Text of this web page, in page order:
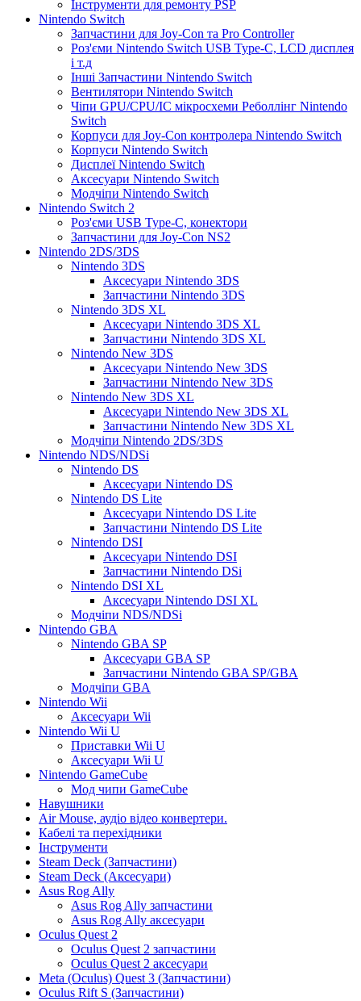
Інструменти для ремонту PSP
Nintendo Switch
Запчастини для Joy-Con та Pro Controller
Роз'єми Nintendo Switch USB Type-C, LCD дисплея
і т.д
Інші Запчастини Nintendo Switch
Вентилятори Nintendo Switch
Чіпи GPU/CPU/IC мікросхеми Реболлінг Nintendo
Switch
Корпуси для Joy-Con контролера Nintendo Switch
Корпуси Nintendo Switch
Дисплеї Nintendo Switch
Аксесуари Nintendo Switch
Модчіпи Nintendo Switch
Nintendo Switch 2
Роз'єми USB Type-C, конектори
Запчастини для Joy-Con NS2
Nintendo 2DS/3DS
Nintendo 3DS
Аксесуари Nintendo 3DS
Запчастини Nintendo 3DS
Nintendo 3DS XL
Аксесуари Nintendo 3DS XL
Запчастини Nintendo 3DS XL
Nintendo New 3DS
Аксесуари Nintendo New 3DS
Запчастини Nintendo New 3DS
Nintendo New 3DS XL
Аксесуари Nintendo New 3DS XL
Запчастини Nintendo New 3DS XL
Модчіпи Nintendo 2DS/3DS
Nintendo NDS/NDSi
Nintendo DS
Аксесуари Nintendo DS
Nintendo DS Lite
Аксесуари Nintendo DS Lite
Запчастини Nintendo DS Lite
Nintendo DSI
Аксесуари Nintendo DSI
Запчастини Nintendo DSi
Nintendo DSI XL
Аксесуари Nintendo DSI XL
Модчіпи NDS/NDSi
Nintendo GBA
Nintendo GBA SP
Аксесуари GBA SP
Запчастини Nintendo GBA SP/GBA
Модчіпи GBA
Nintendo Wii
Аксесуари Wii
Nintendo Wii U
Приставки Wii U
Аксесуари Wii U
Nintendo GameCube
Мод чипи GameCube
Навушники
Air Mouse, аудіо відео конвертери.
Кабелі та перехідники
Інструменти
Steam Deck (Запчастини)
Steam Deck (Аксесуари)
Asus Rog Ally
Asus Rog Ally запчастини
Asus Rog Ally аксесуари
Oculus Quest 2
Oculus Quest 2 запчастини
Oculus Quest 2 аксесуари
Meta (Oculus) Quest 3 (Запчастини)
Oculus Rift S (Запчастини)